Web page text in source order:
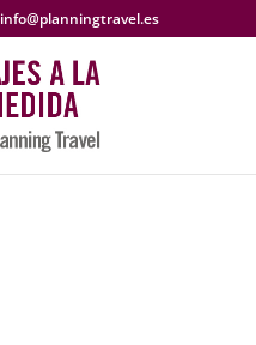
info@planningtravel.es